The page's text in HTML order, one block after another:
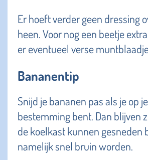
Er hoeft verder geen dressing
heen. Voor nog een beetje
er eventueel verse
Bananentip
Snijd je bananen pas als je op
bestemming bent. Dan blijven
de koelkast kunnen gesneden
namelijk snel bruin worden.